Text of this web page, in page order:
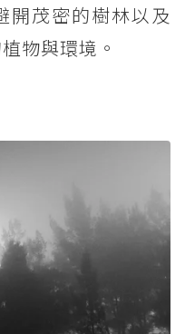
開茂密的樹林以及
物與環境。